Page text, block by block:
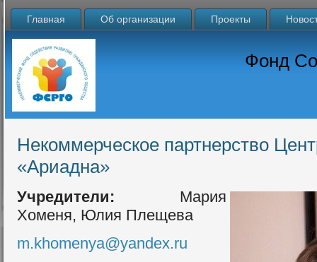
Главная Об организации Проекты
Фонд
Некоммерческое партнерство
«Ариадна»
Учредители: Мария
Хоменя, Юлия Плещева
m.khomenya@yandex.ru